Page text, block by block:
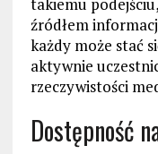
takiemu
źródłem
każdy może stać
aktywnie
rzeczywistości
Dostępność